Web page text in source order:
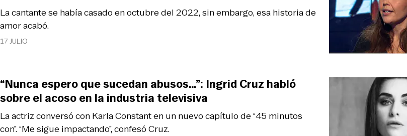
17 JULIO
La cantante se había casado en octubre del 2022, sin embargo, esa historia de
amor acabó.
La actriz conversó con Karla Constant en un nuevo capítulo de “45 minutos
con”. “Me sigue impactando”, confesó Cruz.
“Nunca espero que sucedan abusos…”: Ingrid Cruz habló
sobre el acoso en la industria televisiva